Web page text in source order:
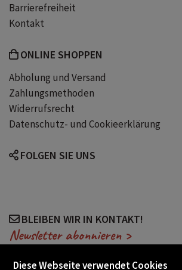
90er jahre
dunbridge academy
emotional scars
the summer i turned pretty
sports romance
lena kiefer maxton hall
Barrierefreiheit
Kontakt
ONLINE SHOPPEN
Abholung und Versand
Zahlungsmethoden
Widerrufsrecht
Datenschutz- und Cookieerklärung
FOLGEN SIE UNS
BLEIBEN WIR IN KONTAKT!
Newsletter abonnieren >
Diese Webseite verwendet Cookies